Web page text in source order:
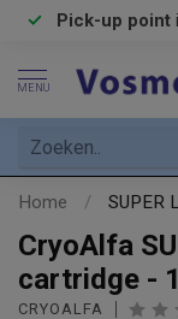
Pick-up point
MENU
Home / SUPER
CryoAlfa
cartridge -
CRYOALFA